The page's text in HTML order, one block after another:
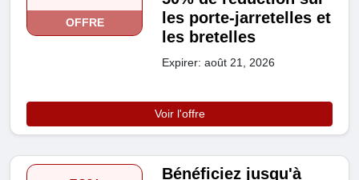
OFFRE
les porte-jarretelles et
les bretelles
Expirer: août 21, 2026
Voir l'offre
Bénéficiez jusqu'à